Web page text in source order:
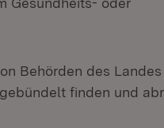
Behörden des
finden und